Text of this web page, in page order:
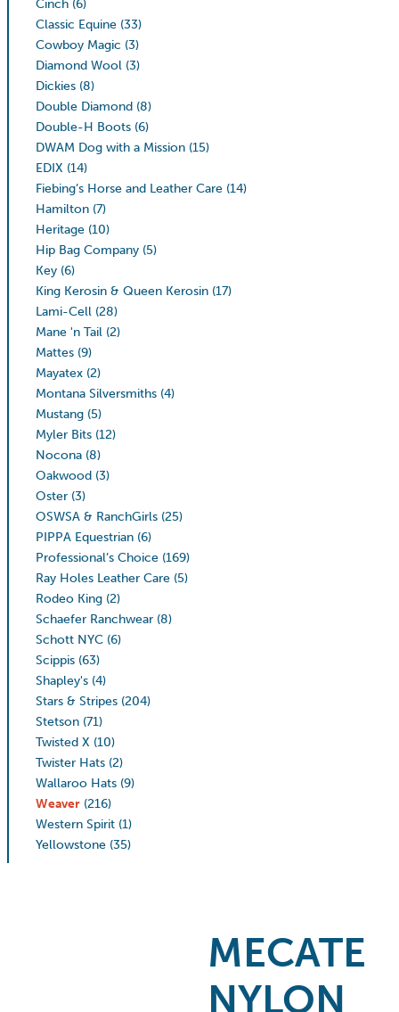
Cinch (6)
Classic Equine (33)
Cowboy Magic (3)
Diamond Wool (3)
Dickies (8)
Double Diamond (8)
Double-H Boots (6)
DWAM Dog with a Mission (15)
EDIX (14)
Fiebing’s Horse and Leather Care (14)
Hamilton (7)
Heritage (10)
Hip Bag Company (5)
Key (6)
King Kerosin & Queen Kerosin (17)
Lami-Cell (28)
Mane 'n Tail (2)
Mattes (9)
Mayatex (2)
Montana Silversmiths (4)
Mustang (5)
Myler Bits (12)
Nocona (8)
Oakwood (3)
Oster (3)
OSWSA & RanchGirls (25)
PIPPA Equestrian (6)
Professional’s Choice (169)
Ray Holes Leather Care (5)
Rodeo King (2)
Schaefer Ranchwear (8)
Schott NYC (6)
Scippis (63)
Shapley's (4)
Stars & Stripes (204)
Stetson (71)
Twisted X (10)
Twister Hats (2)
Wallaroo Hats (9)
Weaver (216)
Western Spirit (1)
Yellowstone (35)
MECATE
NYLON